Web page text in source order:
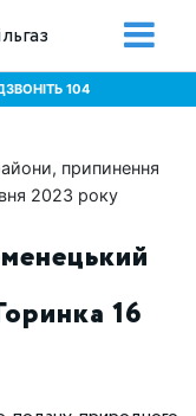
104
16